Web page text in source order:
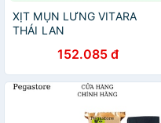
XỊT MỤN LƯNG VITARA
THÁI LAN
152.085 đ